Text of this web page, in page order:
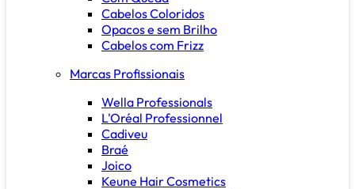
Cabelos Coloridos
Opacos e sem Brilho
Cabelos com Frizz
Marcas Profissionais
Wella Professionals
L'Oréal Professionnel
Cadiveu
Braé
Joico
Keune Hair Cosmetics